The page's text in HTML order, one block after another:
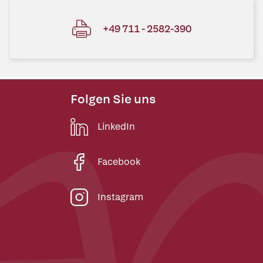
+49 711 - 2582-390
Folgen Sie uns
LinkedIn
Facebook
Instagram